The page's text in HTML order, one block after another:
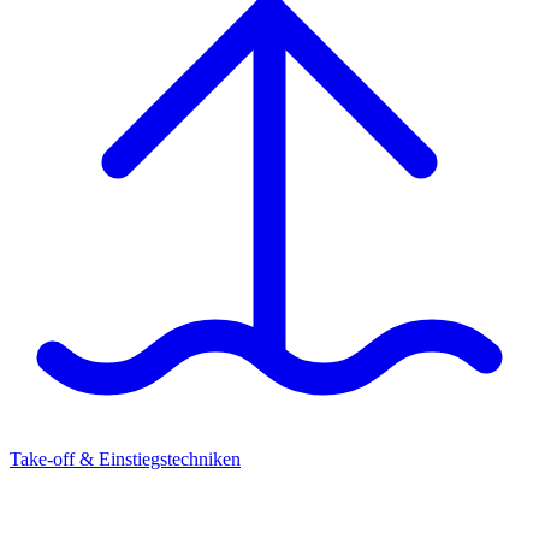
Take-off & Einstiegstechniken